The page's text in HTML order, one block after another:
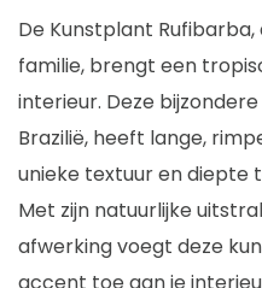
De Kunstplant
familie, brengt een
interieur. Deze
Brazilië, heeft lange,
unieke textuur en diepte
Met zijn natuurlijke
afwerking voegt deze
accent toe aan je